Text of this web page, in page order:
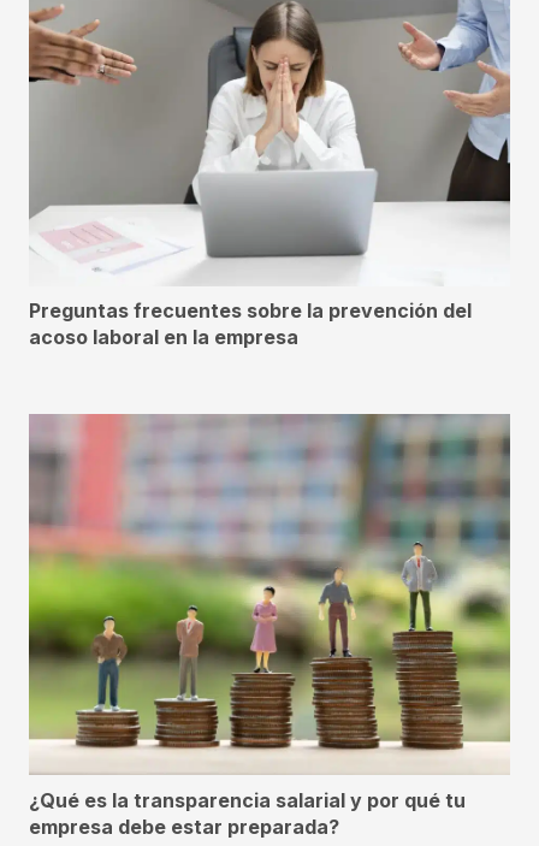
Preguntas frecuentes sobre la prevención del
acoso laboral en la empresa
¿Qué es la transparencia salarial y por qué tu
empresa debe estar preparada?